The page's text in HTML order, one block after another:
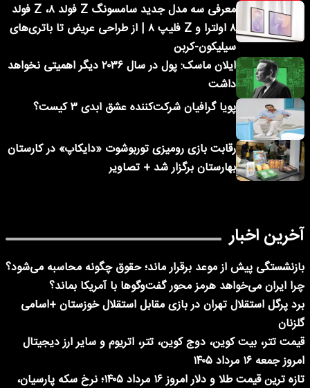
معرفی سه مدل جدید سامسونگ Z فولد ۸، Z فولد
۸ اولترا و Z فلیپ ۸ | از طراحی عریض تا باتری‌های
سیلیکون-کربن
ایلان ماسک: پول در سال ۲۰۳۶ دیگر اهمیتی نخواهد
داشت
پویا گرافیان شرکت‌کننده عشق ابدی ۳ کیست؟
رقابت بازی رومیزی توربوشوت «دایکاپ» در کارستان
بهارستان برگزار شد + تصاویر
آخرین اخبار
بازنشستگی پیش از موعد برقرار ماند؛ حقوق چگونه محاسبه می‌شود؟
چرا ایران می‌خواهد هرمز محور گفت‌وگوها با آمریکا بماند؟
برد پرگل استقلال تهران در بازی مقابل استقلال خوزستان +اسامی
گلزنان
قیمت تتر، بیت کوین، دوج کوین، تتر، اتریوم و سایر ارز دیجیتال
امروز جمعه ۱۶ مرداد ۱۴۰۵
تازه ترین قیمت طلا و دلار امروز ۱۶ مرداد ۱۴۰۵؛ نرخ سکه پارسیان،